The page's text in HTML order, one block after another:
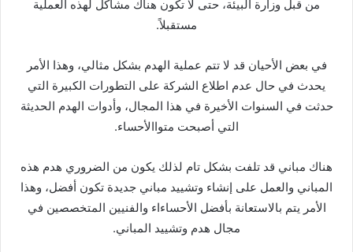
من قبل وزارة البيئة، حتى لا تكون هناك مشاكل لهذه العملية
مستقبلاً.
في بعض الأحيان قد لا تتم عملية الهدم بشكل مثالي، وهذا الأمر
يحدث في حال عدم اطلاع الشركة على التطورات الكبيرة التي
حدثت في السنوات الأخيرة في هذا المجال، وأدوات الهدم الحديثة
التي أصبحت متواالأحساء.
هناك مباني قد تلفت بشكل تام لذلك يكون من الضروري هدم هذه
المباني والعمل على إنشاء وتشييد مباني جديدة تكون أفضل، وهذا
الأمر يتم بالاستعانة بأفضل الأحساءاء والفنيين المتخصصين في
مجال هدم وتشييد المباني.